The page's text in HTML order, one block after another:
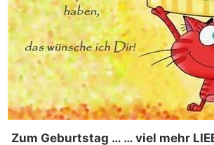
Zum Geburtstag … … viel mehr